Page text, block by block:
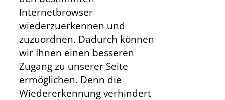
Internetbrowser
wiederzuerkennen und
zuzuordnen. Dadurch können
wir Ihnen einen besseren
Zugang zu unserer Seite
ermöglichen. Denn die
Wiedererkennung verhindert